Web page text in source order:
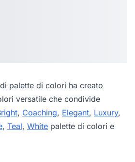
palette di colori ha creato
versatile che condivide
, Coaching, Elegant, Luxury,
, Teal, White palette di colori e